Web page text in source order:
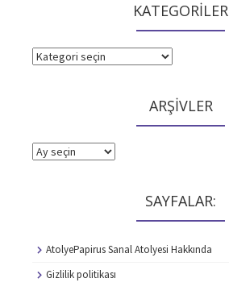
KATEGORİLER
KATEGORİLER
ARŞİVLER
ARŞİVLER
SAYFALAR:
AtolyePapirus Sanal Atolyesi Hakkında
Gizlilik politikası